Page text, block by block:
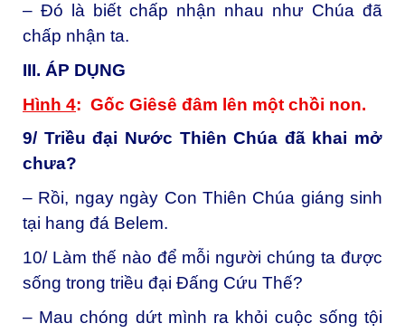
– Đó là biết chấp nhận nhau như Chúa đã
chấp nhận ta.
III. ÁP DỤNG
Hình 4: Gốc Giêsê đâm lên một chồi non.
9/ Triều đại Nước Thiên Chúa đã khai mở
chưa?
– Rồi, ngay ngày Con Thiên Chúa giáng sinh
tại hang đá Belem.
10/ Làm thế nào để mỗi người chúng ta được
sống trong triều đại Đấng Cứu Thế?
– Mau chóng dứt mình ra khỏi cuộc sống tội